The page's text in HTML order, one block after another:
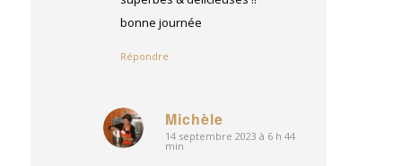
bonne journée
Répondre
Michèle
dit
14 septembre 2023 à 6 h 44
min